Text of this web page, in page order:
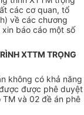
các cơ quan, tổ
về các chương
báo cáo một số
XTTM TRỌNG
không có khả năng
được phê duyệt
và 02 đề án phê